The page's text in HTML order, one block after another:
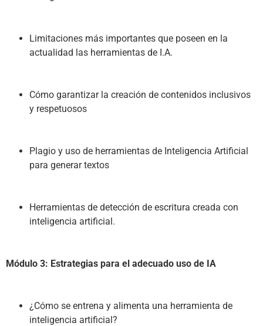
Limitaciones más importantes que poseen en la
actualidad las herramientas de I.A.
Cómo garantizar la creación de contenidos inclusivos
y respetuosos
Plagio y uso de herramientas de Inteligencia Artificial
para generar textos
Herramientas de detección de escritura creada con
inteligencia artificial.
Módulo 3: Estrategias para el adecuado uso de IA
¿Cómo se entrena y alimenta una herramienta de
inteligencia artificial?